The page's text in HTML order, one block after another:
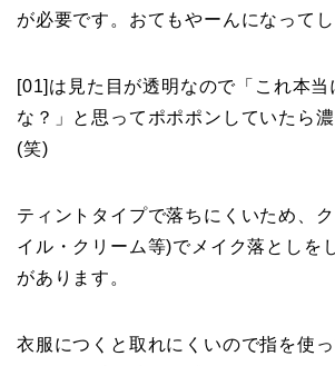
が必要です。おてもやーんになってし
[01]は見た目が透明なので「これ本
な？」と思ってポポポンしていたら濃
(笑)
ティントタイプで落ちにくいため、
イル・クリーム等)でメイク落としを
があります。
衣服につくと取れにくいので指を使